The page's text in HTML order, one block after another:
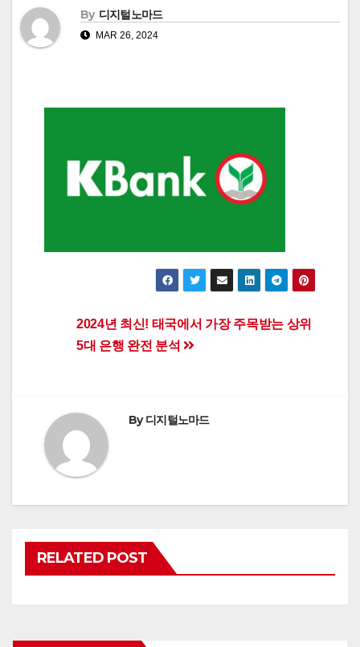
By 디지털노마드
MAR 26, 2024
Post
navigation
2024년 최신! 태국에서 가장 주목받는 상위
5대 은행 완전 분석
By디지털노마드
RELATED POST